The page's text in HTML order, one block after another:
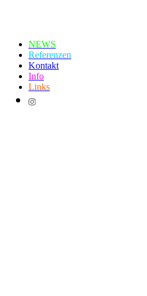
NEWS
Referenzen
Kontakt
Info
Links